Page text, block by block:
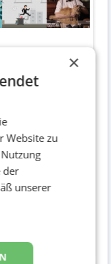
×
Website zu
der
unserer